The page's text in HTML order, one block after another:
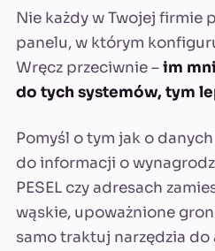
Nie każdy w Twojej firmie
panelu, w którym
Wręcz przeciwnie –im
do tych systemów, tym
Pomyśl o tym jak o
do informacji o
PESEL czy adresach
wąskie, upoważnione
samo traktuj narzędzia